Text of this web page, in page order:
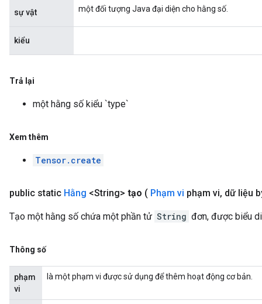
sự vật một đối tượng Java đại diện cho hằng số.
kiểu
Trả lại
một hằng số kiểu `type`
Xem thêm
Tensor.create
public static Hằng <String> tạo ( Phạm vi phạm vi, dữ liệu
Tạo một hằng số chứa một phần tử String đơn, được biểu
Thông số
phạm
vi
là một phạm vi được sử dụng để thêm hoạt động cơ bản.